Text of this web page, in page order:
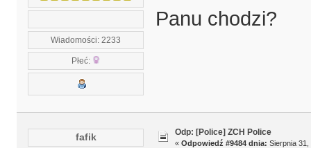
Wiadomości: 2233
Płeć:
Panu chodzi?
fafik Odp: [Police] ZCH Police
« Odpowiedź #9484 dnia: Sierpnia